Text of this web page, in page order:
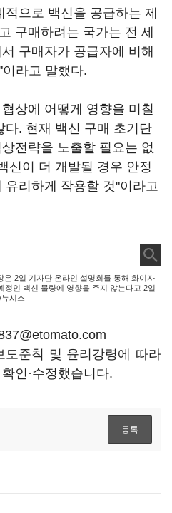
으로 백신을 공급하는 제
구매하려는 국가는 전 세
구매자가 공급자에 비해
라고 말했다.
상에 어떻게 영향을 미칠
다. 현재 백신 구매 초기단
전략을 노출할 필요는 없
신이 더 개발될 경우 안정
리하게 작용할 것"이라고
은 2일 기자단 온라인 설명회를 통해 화이자
정인 백신 물량에 영향을 주지 않는다고 2일
시스
도준칙 및 윤리강령에 따라
인·수정했습니다.